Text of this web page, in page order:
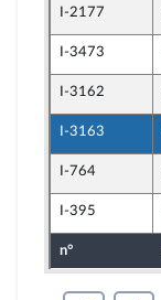
I-2177
I-3473
I-3162
I-3163
I-764
I-395
n°